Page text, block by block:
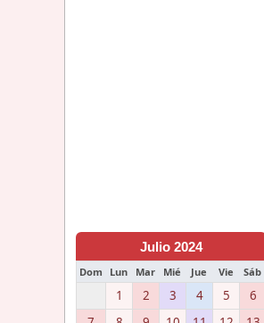
Julio 2024
Dom Lun Mar Mié Jue Vie Sáb
1 2 3 4 5
6